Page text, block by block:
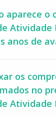
aparece o
Atividade
anos de
os
no
Atividade